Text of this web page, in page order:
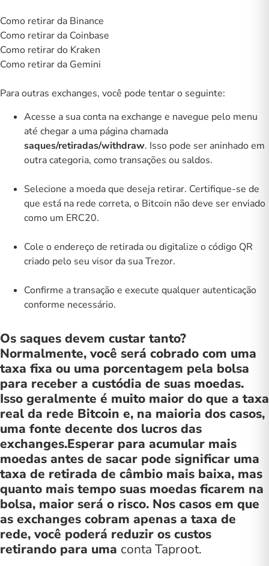
Como retirar da Binance
Como retirar da Coinbase
Como retirar do Kraken
Como retirar da Gemini
Para outras exchanges, você pode tentar o seguinte:
Acesse a sua conta na exchange e navegue pelo menu
até chegar a uma página chamada
saques/retiradas/withdraw. Isso pode ser aninhado em
outra categoria, como transações ou saldos.
Selecione a moeda que deseja retirar. Certifique-se de
que está na rede correta, o Bitcoin não deve ser enviado
como um ERC20.
Cole o endereço de retirada ou digitalize o código QR
criado pelo seu visor da sua Trezor.
Confirme a transação e execute qualquer autenticação
conforme necessário.
Os saques devem custar tanto?
Normalmente, você será cobrado com uma
taxa fixa ou uma porcentagem pela bolsa
para receber a custódia de suas moedas.
Isso geralmente é muito maior do que a taxa
real da rede Bitcoin e, na maioria dos casos,
uma fonte decente dos lucros das
exchanges.Esperar para acumular mais
moedas antes de sacar pode significar uma
taxa de retirada de câmbio mais baixa, mas
quanto mais tempo suas moedas ficarem na
bolsa, maior será o risco. Nos casos em que
as exchanges cobram apenas a taxa de
rede, você poderá reduzir os custos
retirando para uma conta Taproot.